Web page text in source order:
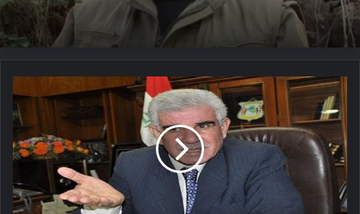
بوو
قوربانێ
ئالا
تالەبانی
و
باسكێن
ناڤ
یەنەكێ